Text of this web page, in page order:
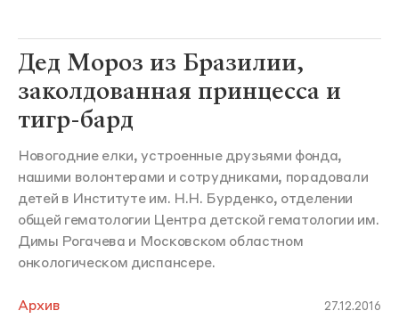
Дед Мороз из Бразилии,
заколдованная принцесса и
тигр-бард
Новогодние елки, устроенные друзьями фонда,
нашими волонтерами и сотрудниками, порадовали
детей в Институте им. Н.Н. Бурденко, отделении
общей гематологии Центра детской гематологии им.
Димы Рогачева и Московском областном
онкологическом диспансере.
Архив 27.12.2016